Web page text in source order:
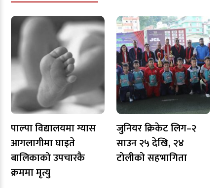
पाल्पा विद्यालयमा ग्यास
आगलागीमा घाइते
बालिकाको उपचारकै
क्रममा मृत्यु
जुनियर क्रिकेट लिग–२
साउन २५ देखि, २४
टोलीको सहभागिता